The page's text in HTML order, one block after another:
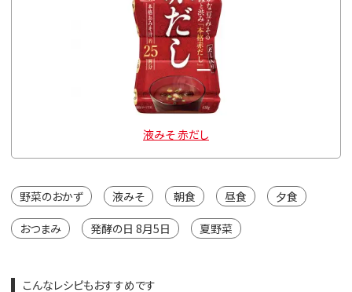
液みそ 赤だし
野菜のおかず 液みそ 朝食 昼食 夕食
おつまみ 発酵の日 8月5日 夏野菜
こんなレシピもおすすめです